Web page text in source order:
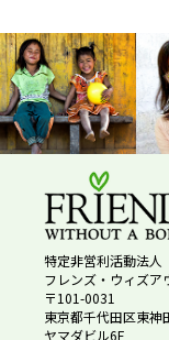
特定非営利活動法人
フレンズ・ウィズア
〒101-0031
東京都千代田区東神
ヤマダビル6F